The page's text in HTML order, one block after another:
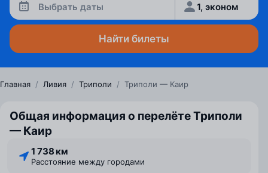
Выбрать даты 1, эконом
Найти билеты
Главная / Ливия / Триполи / Триполи — Каир
Общая информация о перелёте Триполи
— Каир
1 738 км
Расстояние между городами